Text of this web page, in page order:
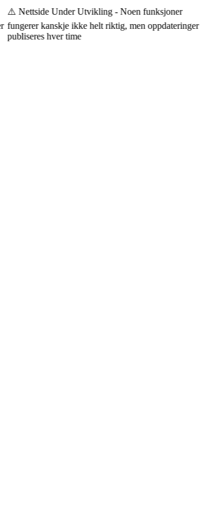
⚠️ Nettside Under Utvikling - Noen funksjoner
fungerer kanskje ikke helt riktig, men oppdateringer
publiseres hver time